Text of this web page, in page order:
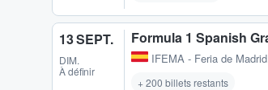
13 SEPT.
DIM.
À définir
Formula 1 Spanish
IFEMA - Feria de Madrid
+ 200 billets restants